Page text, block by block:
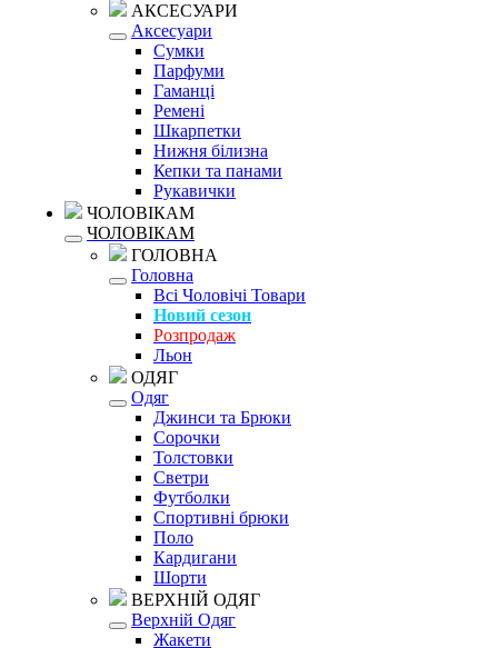
АКСЕСУАРИ
Аксесуари
Сумки
Парфуми
Гаманці
Ремені
Шкарпетки
Нижня білизна
Кепки та панами
Рукавички
ЧОЛОВІКАМ
ЧОЛОВІКАМ
ГОЛОВНА
Головна
Всі Чоловічі Товари
Новий сезон
Розпродаж
Льон
ОДЯГ
Одяг
Джинси та Брюки
Сорочки
Толстовки
Светри
Футболки
Спортивні брюки
Поло
Кардигани
Шорти
ВЕРХНІЙ ОДЯГ
Верхній Одяг
Жакети